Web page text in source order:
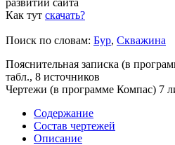
Как тут скачать?
Поиск по словам: Бур, Скважина
Пояснительная записка (в
табл., 8 источников
Чертежи (в программе Компас) 7
Содержание
Состав чертежей
Описание